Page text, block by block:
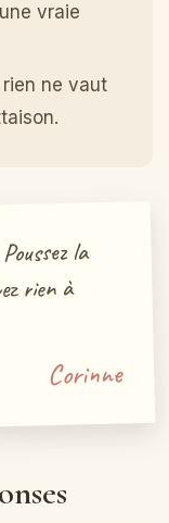
vraie
ne vaut
la
rien à
Corinne